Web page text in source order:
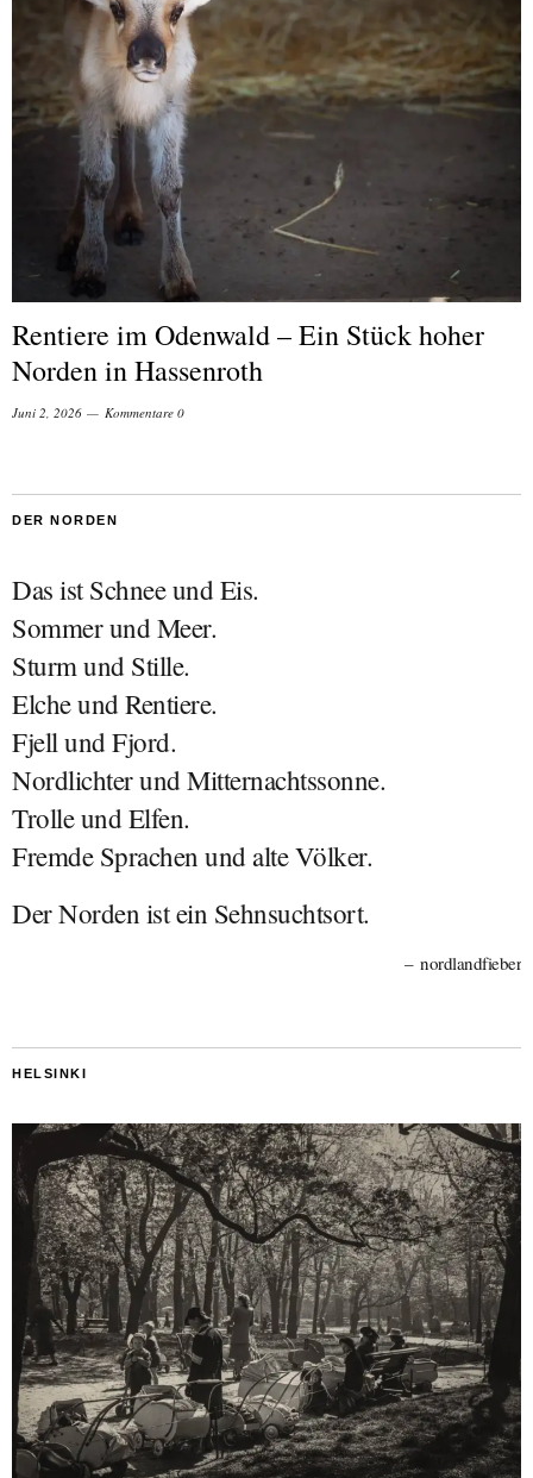
Rentiere im Odenwald – Ein Stück hoher
Norden in Hassenroth
Juni 2, 2026 Kommentare 0
DER NORDEN
Das ist Schnee und Eis.
Sommer und Meer.
Sturm und Stille.
Elche und Rentiere.
Fjell und Fjord.
Nordlichter und Mitternachtssonne.
Trolle und Elfen.
Fremde Sprachen und alte Völker.
Der Norden ist ein Sehnsuchtsort.
nordlandfieber
HELSINKI